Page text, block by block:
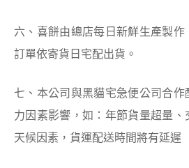
六、喜餅由總店每日新鮮生產製作
訂單依寄貨日宅配出貨。
七、本公司與黑貓宅急便公司合
力因素影響，如：年節貨量超量
天候因素，貨運配送時間將有延遲